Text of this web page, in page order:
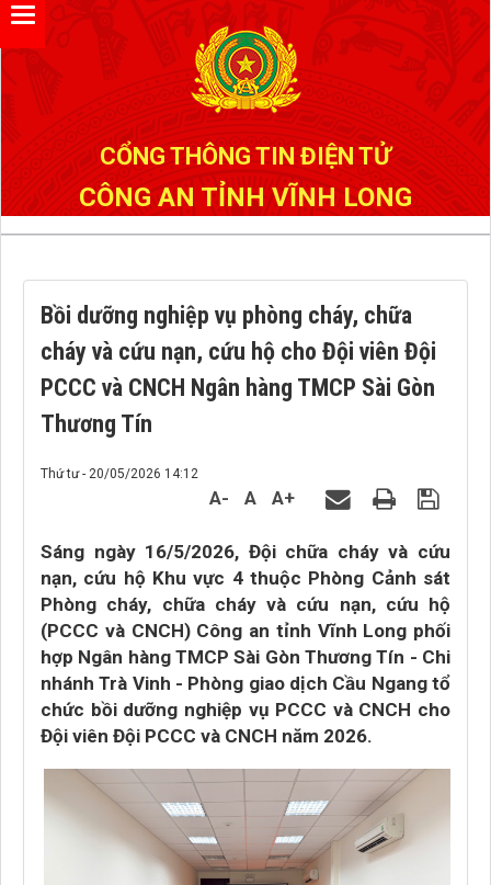
CỔNG THÔNG TIN ĐIỆN TỬ
CÔNG AN TỈNH VĨNH LONG
Bồi dưỡng nghiệp vụ phòng cháy, chữa
cháy và cứu nạn, cứu hộ cho Đội viên Đội
PCCC và CNCH Ngân hàng TMCP Sài Gòn
Thương Tín
Thứ tư - 20/05/2026 14:12
A- A A+
Sáng ngày 16/5/2026, Đội chữa cháy và cứu
nạn, cứu hộ Khu vực 4 thuộc Phòng Cảnh sát
Phòng cháy, chữa cháy và cứu nạn, cứu hộ
(PCCC và CNCH) Công an tỉnh Vĩnh Long phối
hợp Ngân hàng TMCP Sài Gòn Thương Tín - Chi
nhánh Trà Vinh - Phòng giao dịch Cầu Ngang tổ
chức bồi dưỡng nghiệp vụ PCCC và CNCH cho
Đội viên Đội PCCC và CNCH năm 2026.